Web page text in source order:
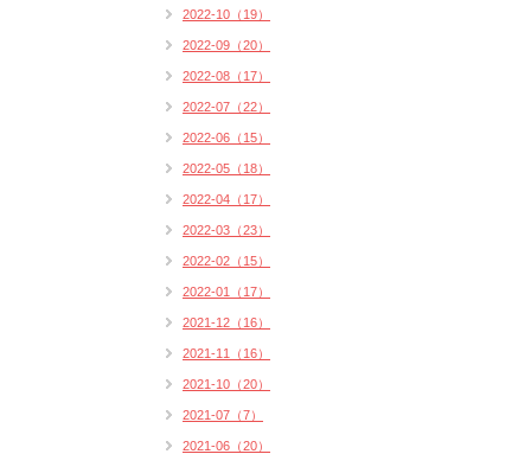
2022-10（19）
2022-09（20）
2022-08（17）
2022-07（22）
2022-06（15）
2022-05（18）
2022-04（17）
2022-03（23）
2022-02（15）
2022-01（17）
2021-12（16）
2021-11（16）
2021-10（20）
2021-07（7）
2021-06（20）